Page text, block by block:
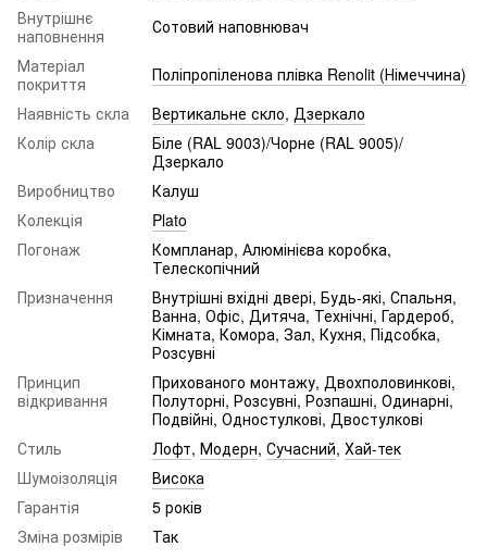
Внутрішнє
наповнення
Сотовий наповнювач
Матеріал
покриття
Поліпропіленова плівка Renolit (Німеччина)
Наявність скла
Вертикальне скло, Дзеркало
Колір скла
Біле (RAL 9003)/Чорне (RAL 9005)/
Дзеркало
Виробництво
Калуш
Колекція
Plato
Погонаж
Компланар, Алюмінієва коробка,
Телескопічний
Призначення
Внутрішні вхідні двері, Будь-які, Спальня,
Ванна, Офіс, Дитяча, Технічні, Гардероб,
Кімната, Комора, Зал, Кухня, Підсобка,
Розсувні
Принцип
відкривання
Прихованого монтажу, Двохполовинкові,
Полуторні, Розсувні, Розпашні, Одинарні,
Подвійні, Одностулкові, Двостулкові
Стиль
Лофт, Модерн, Сучасний, Хай-тек
Шумоізоляція
Висока
Гарантія
5 років
Зміна розмірів
Так